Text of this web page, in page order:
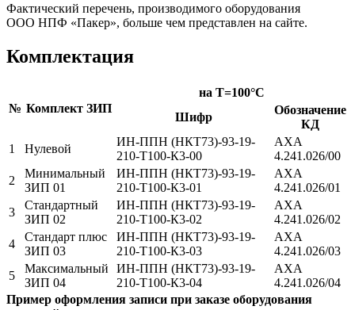
Фактический перечень, производимого оборудования
ООО НПФ «Пакер», больше чем представлен на сайте.
Комплектация
№ Комплект ЗИП
на T=100°C
Шифр
Обозначение
КД
1
Нулевой
ИН-ППН (НКТ73)-93-19-
210-Т100-К3-00
АХА
4.241.026/00
2
Минимальный
ЗИП 01
ИН-ППН (НКТ73)-93-19-
210-Т100-К3-01
АХА
4.241.026/01
3
Стандартный
ЗИП 02
ИН-ППН (НКТ73)-93-19-
210-Т100-К3-02
АХА
4.241.026/02
4
Стандарт плюс
ЗИП 03
ИН-ППН (НКТ73)-93-19-
210-Т100-К3-03
АХА
4.241.026/03
5
Максимальный
ЗИП 04
ИН-ППН (НКТ73)-93-19-
210-Т100-К3-04
АХА
4.241.026/04
Пример оформления записи при заказе оборудования